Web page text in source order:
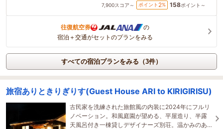
7,900スコア～ ポイント 2% 158ポイント～
往復航空券
の
宿泊＋交通がセットのプランをみる
すべての宿泊プランをみる（3件）
旅宿ありときりぎりす(Guest House ARI to KIRIGIRISU)
古民家を洗練された旅館風の内装に2024年にフルリ
ノベーション。和風庭園が望める、平屋造り、半露
天風呂付き一棟貸しデザイナーズ別荘。温かみのあ